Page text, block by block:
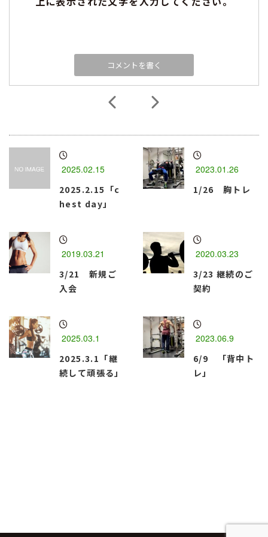
2025.02.15
2025.2.15「c
hest day」
2023.01.26
1/26 胸トレ
2019.03.21
3/21 新規ご
入会
2020.03.23
3/23 継続のご
契約
2025.03.1
2025.3.1「継
続して頑張る」
2023.06.9
6/9 「背中ト
レ」